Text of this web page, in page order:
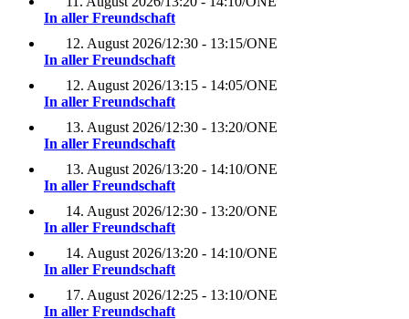
In aller Freundschaft
12. August 2026/12:30 - 13:15/ONE
In aller Freundschaft
12. August 2026/13:15 - 14:05/ONE
In aller Freundschaft
13. August 2026/12:30 - 13:20/ONE
In aller Freundschaft
13. August 2026/13:20 - 14:10/ONE
In aller Freundschaft
14. August 2026/12:30 - 13:20/ONE
In aller Freundschaft
14. August 2026/13:20 - 14:10/ONE
In aller Freundschaft
17. August 2026/12:25 - 13:10/ONE
In aller Freundschaft